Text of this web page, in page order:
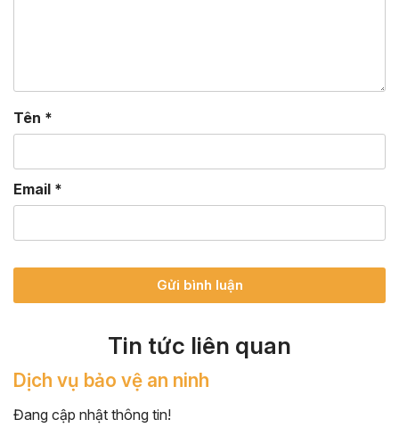
Tên *
Email *
Tin tức liên quan
Dịch vụ bảo vệ an ninh
Đang cập nhật thông tin!